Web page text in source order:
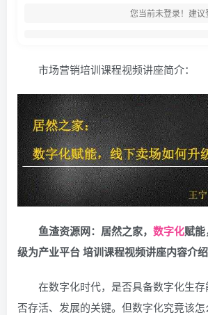
您当前未登录！建
市场营销培训课程视频讲座简介：
鱼渣资源网：居然之家， 数字化赋
级为产业平台 培训课程视频讲座内容介绍
在数字化时代，是否具备数字化生
否存活、发展的关键。但数字化究竟该